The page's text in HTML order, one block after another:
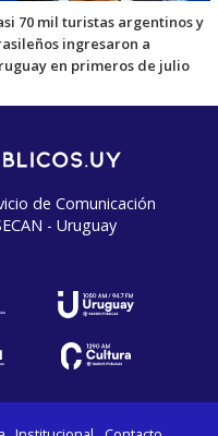
70 mil turistas argentinos y
ingresaron a
en primeros de julio
de Comunicación
- Uruguay